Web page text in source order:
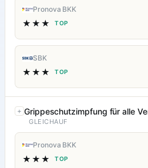
Pronova BKK
★★★ TOP
SBK
★★★ TOP
Grippeschutzimpfung für alle
GLEICHAUF
Pronova BKK
★★★ TOP